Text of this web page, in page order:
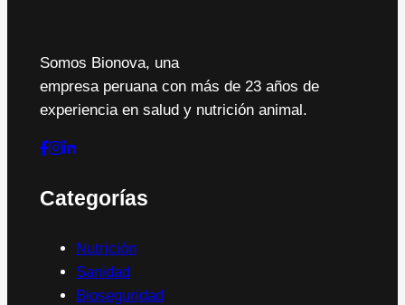
Somos Bionova, una
empresa peruana con más de 23 años de
experiencia en salud y nutrición animal.
Categorías
Nutrición
Sanidad
Bioseguridad